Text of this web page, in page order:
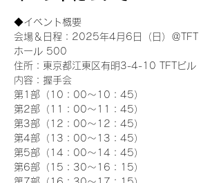
◆イベント概要
会場＆日程：2025年4月6日（日）＠TFT
ホール 500
住所：東京都江東区有明3-4-10 TFTビル
内容：握手会
第1部（10：00～10：45）
第2部（11：00～11：45）
第3部（12：00～12：45）
第4部（13：00～13：45）
第5部（14：00～14：45）
第6部（15：30～16：15）